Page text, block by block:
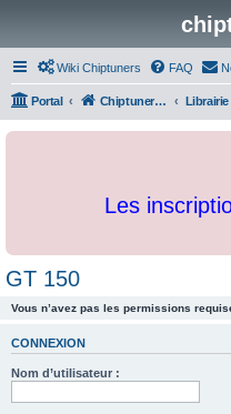
Wiki Chiptuners FAQ
Portal Chiptuners.fr
Les
GT 150
Vous n’avez pas les permissions
CONNEXION
Nom d’utilisateur :